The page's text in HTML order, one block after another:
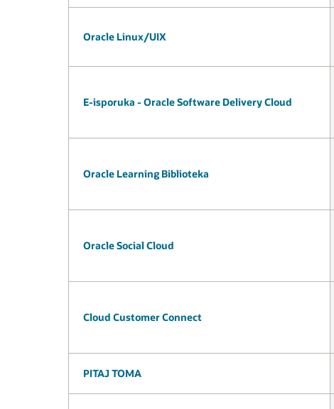
Oracle Linux/UIX
E-isporuka - Oracle Software Delivery Cloud
Oracle Learning Biblioteka
Oracle Social Cloud
Cloud Customer Connect
PITAJ TOMA